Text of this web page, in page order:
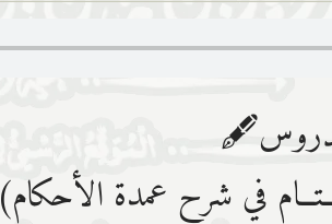
في شرح عمدة الأحكام)